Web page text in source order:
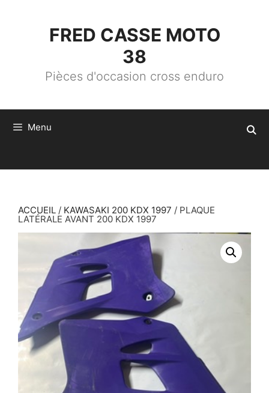
FRED CASSE MOTO
38
Pièces d'occasion cross enduro
Menu
ACCUEIL / KAWASAKI 200 KDX 1997 / PLAQUE
LATÉRALE AVANT 200 KDX 1997